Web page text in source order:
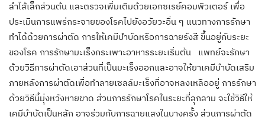
ลำไส้เล็กส่วนต้น และตรวจเพิ่มเติมด้วยเอกซเรย์คอมพิวเตอร์ เพื่อ
ประเมินการแพร่กระจายของโรคไปยังอวัยวะอื่น ๆ แนวทางการรักษา
ทำได้ด้วยการผ่าตัด การให้เคมีบำบัดหรือการฉายรังสี ขึ้นอยู่กับระยะ
ของโรค การรักษามะเร็งกระเพาะอาหารระยะเริ่มต้น แพทย์จะรักษา
ด้วยวิธีการผ่าตัดเอาส่วนที่เป็นมะเร็งออกและอาจให้ยาเคมีบำบัดเสริม
ภายหลังการผ่าตัดเพื่อทำลายเซลล์มะเร็งที่อาจหลงเหลืออยู่ การรักษา
ด้วยวิธีนี้มุ่งหวังหายขาด ส่วนการรักษาโรคในระยะที่ลุกลาม จะใช้วิธีให้
เคมีบำบัดเป็นหลัก อาจร่วมกับการฉายแสงในบางครั้ง ส่วนการผ่าตัด